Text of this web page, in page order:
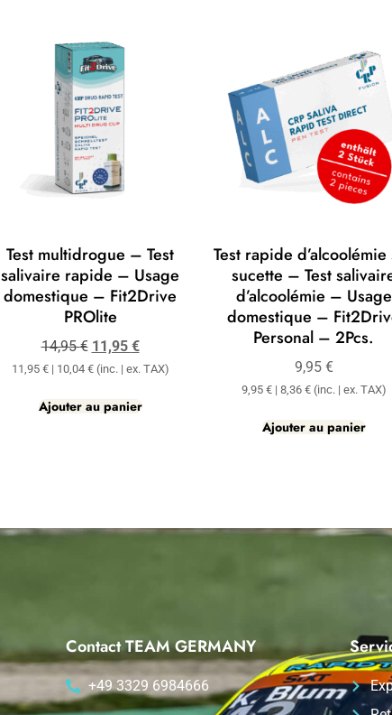
Test multidrogue – Test
salivaire rapide – Usage
domestique – Fit2Drive
PROlite
14,95€ 11,95 €
11,95 €| 10,04 €(inc. | ex. TAX)
Ajouter au panier
Test rapide
sucette – Test
d’alcoolémie – Usage
domestique –
Personal – 2Pcs.
9,95 €
9,95 €| 8,36 €(inc. | ex. TAX)
Ajouter au panier
Contact TEAM GERMANY
+49 3329 6984666